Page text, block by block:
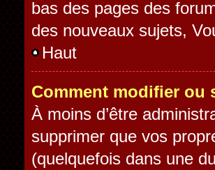
bas des pages des
des nouveaux sujets,
Haut
Comment modifier ou
À moins d’être
supprimer que vos
(quelquefois dans une